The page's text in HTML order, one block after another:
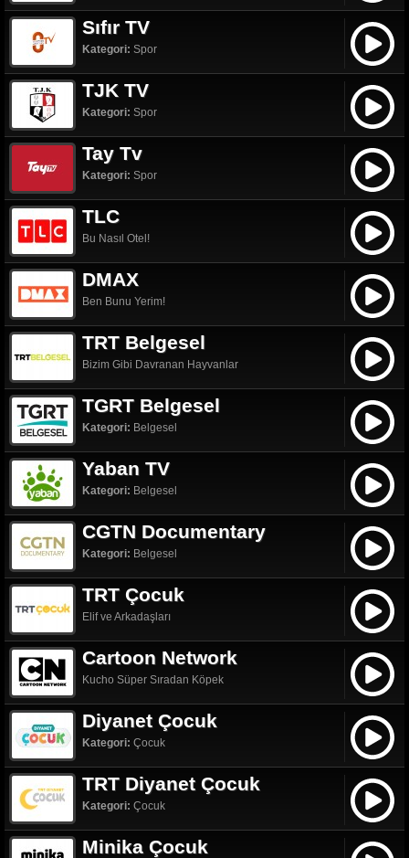
Sıfır TV
Kategori: Spor
TJK TV
Kategori: Spor
Tay Tv
Kategori: Spor
TLC
Bu Nasıl Otel!
DMAX
Ben Bunu Yerim!
TRT Belgesel
Bizim Gibi Davranan Hayvanlar
TGRT Belgesel
Kategori: Belgesel
Yaban TV
Kategori: Belgesel
CGTN Documentary
Kategori: Belgesel
TRT Çocuk
Elif ve Arkadaşları
Cartoon Network
Kucho Süper Sıradan Köpek
Diyanet Çocuk
Kategori: Çocuk
TRT Diyanet Çocuk
Kategori: Çocuk
Minika Çocuk